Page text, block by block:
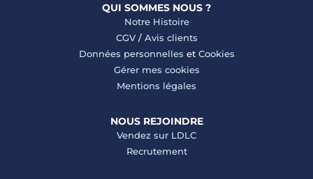
QUI SOMMES NOUS ?
Notre Histoire
CGV/ Avis clients
Données personnelles et Cookies
Gérer mes cookies
Mentions légales
NOUS REJOINDRE
Vendez sur LDLC
Recrutement